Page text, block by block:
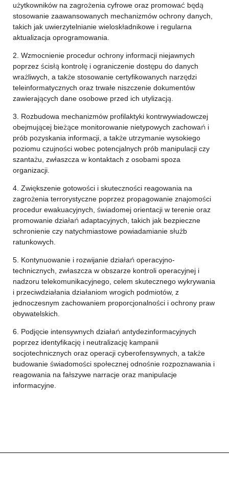
użytkowników na zagrożenia cyfrowe oraz promować będą
stosowanie zaawansowanych mechanizmów ochrony danych,
takich jak uwierzytelnianie wieloskładnikowe i regularna
aktualizacja oprogramowania.
2. Wzmocnienie procedur ochrony informacji niejawnych
poprzez ścisłą kontrolę i ograniczenie dostępu do danych
wrażliwych, a także stosowanie certyfikowanych narzędzi
teleinformatycznych oraz trwałe niszczenie dokumentów
zawierających dane osobowe przed ich utylizacją.
3. Rozbudowa mechanizmów profilaktyki kontrwywiadowczej
obejmującej bieżące monitorowanie nietypowych zachowań i
prób pozyskania informacji, a także utrzymanie wysokiego
poziomu czujności wobec potencjalnych prób manipulacji czy
szantażu, zwłaszcza w kontaktach z osobami spoza
organizacji.
4. Zwiększenie gotowości i skuteczności reagowania na
zagrożenia terrorystyczne poprzez propagowanie znajomości
procedur ewakuacyjnych, świadomej orientacji w terenie oraz
promowanie działań adaptacyjnych, takich jak bezpieczne
schronienie czy natychmiastowe powiadamianie służb
ratunkowych.
5. Kontynuowanie i rozwijanie działań operacyjno-
technicznych, zwłaszcza w obszarze kontroli operacyjnej i
nadzoru telekomunikacyjnego, celem skutecznego wykrywania
i przeciwdziałania działaniom wrogich podmiotów, z
jednoczesnym zachowaniem proporcjonalności i ochrony praw
obywatelskich.
6. Podjęcie intensywnych działań antydezinformacyjnych
poprzez identyfikację i neutralizację kampanii
socjotechnicznych oraz operacji cyberofensywnych, a także
budowanie świadomości społecznej odnośnie rozpoznawania i
reagowania na fałszywe narracje oraz manipulacje
informacyjne.